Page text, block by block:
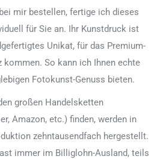
mir bestellen, fertige ich dieses
für Sie an. Ihr Kunstdruck ist
Unikat, für das Premium-
kommen. So kann ich Ihnen echte
Fotokunst-Genuss bieten.
großen Handelsketten
Amazon, etc.) finden, werden in
zehntausendfach hergestellt.
immer im Billiglohn-Ausland, teils